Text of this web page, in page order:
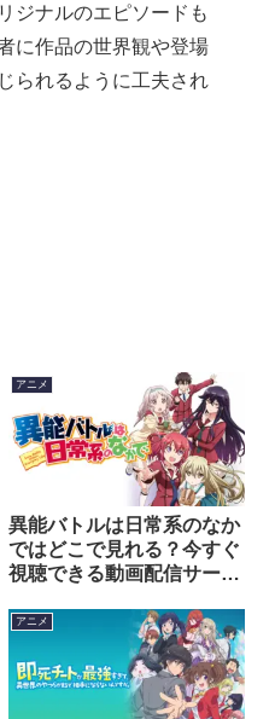
ジナルのエピソードも
に作品の世界観や登場
られるように工夫され
アニメ
異能バトルは日常系のなか
ではどこで見れる？今すぐ
視聴できる動画配信サービ
アニメ